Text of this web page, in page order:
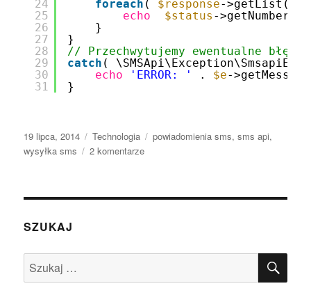
24
25
26
27
28
29
30
31
foreach ( $response->getList()
echo
$status -
}
}
// Przechwytujemy ewentualne
catch (
echo
'ERROR: ' . $e-
}
Data
publikacji
19 lipca, 2014 Kategorie
Technologia Tagi
powiadomienia sms,sms api,
wysyłka sms
2 komentarzedo
w
SZUKAJ
Szukaj: